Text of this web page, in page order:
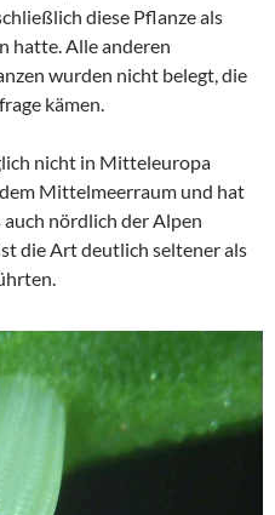
diese Pflanze als
hatte. Alle anderen
wurden nicht belegt, die
kämen.
nicht in Mitteleuropa
Mittelmeerraum und hat
nördlich der Alpen
die Art deutlich seltener als